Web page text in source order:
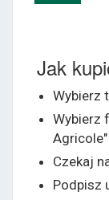
Jak
Wybierz
Wybierz
Agricole"
Czekaj
Podpisz